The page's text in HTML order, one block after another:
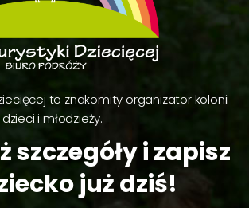
to znakomity organizator kolonii
i młodzieży.
szczegóły i zapisz
już dziś!